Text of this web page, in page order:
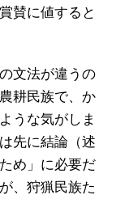
賛に値すると
文法が違うの
耕民族で、か
うな気がしま
先に結論（述
め」に必要だ
、狩猟民族た